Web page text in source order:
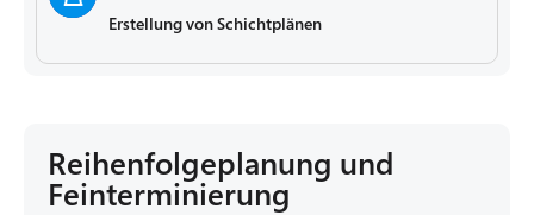
Erstellung von Schichtplänen
Reihenfolgeplanung und
Feinterminierung